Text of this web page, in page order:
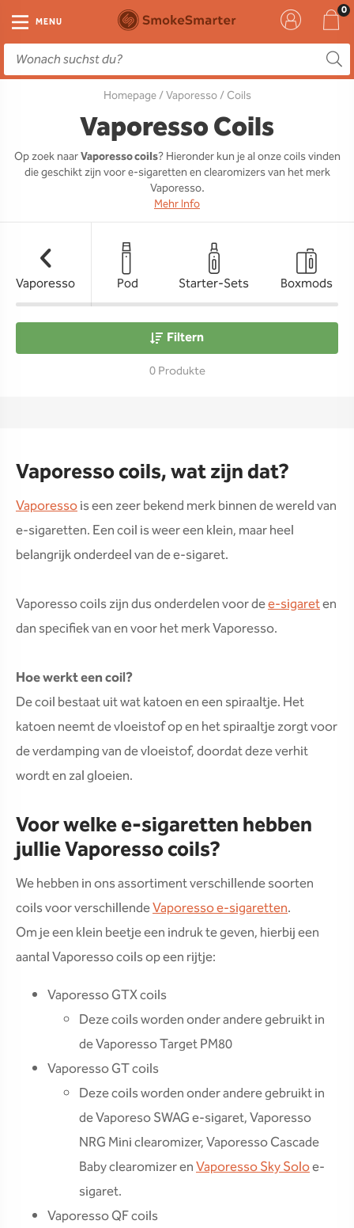
MENU E-Zigarette
E-Zigaretten Starter-Sets
Clearomizer
Coils
Einweg
Einweg Vape
Einweg Pod Akku
Liquids
E-Liquid
Base
Zubehör
Clearomizer
Driptips
Akkus
Ladegeräte
Ersatzgläser
DIY
Aromen
Wick & Coils
Liquid Flaschen
Homepage/Vaporesso/ Coils
Vaporesso Coils
Op zoek naarVaporesso coils? Hieronder kun je al onze coils vinden
die geschikt zijn voor e-sigaretten en clearomizers van het merk
Vaporesso.
Mehr Info
Vaporesso Pod Starter-Sets Boxmods
Filtern
0 Produkte
Vaporesso coils, wat zijn dat?
Vaporessois een zeer bekend merk binnen de wereld van
e-sigaretten. Een coil is weer een klein, maar heel
belangrijk onderdeel van de e-sigaret.
Vaporesso coils zijn dus onderdelen voor dee-sigareten
dan specifiek van en voor het merk Vaporesso.
Hoe werkt een coil?
De coil bestaat uit wat katoen en een spiraaltje. Het
katoen neemt de vloeistof op en het spiraaltje zorgt voor
de verdamping van de vloeistof, doordat deze verhit
wordt en zal gloeien.
Voor welke e-sigaretten hebben
jullie Vaporesso coils?
We hebben in ons assortiment verschillende soorten
coils voor verschillendeVaporesso e-sigaretten.
Om je een klein beetje een indruk te geven, hierbij een
aantal Vaporesso coils op een rijtje:
Vaporesso GTX coils
Deze coils worden onder andere gebruikt in
de Vaporesso Target PM80
Vaporesso GT coils
Deze coils worden onder andere gebruikt in
de Vaporeso SWAG e-sigaret, Vaporesso
NRG Mini clearomizer, Vaporesso Cascade
Baby clearomizer enVaporesso Sky Soloe-
sigaret.
Vaporesso QF coils